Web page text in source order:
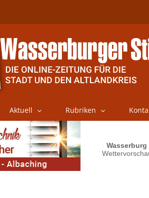
Aktuell Rubriken